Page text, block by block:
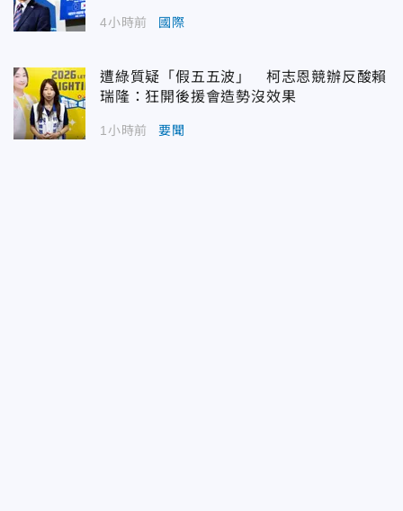
4小時前 國際
遭綠質疑「假五五波」 柯志恩競辦反酸賴
瑞隆：狂開後援會造勢沒效果
1小時前 要聞